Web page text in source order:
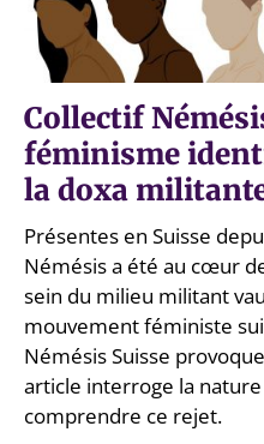
Collectif
féminisme
la doxa
Présentes en Suisse
Némésis a été au cœur
sein du milieu militant
mouvement féministe
Némésis Suisse
article interroge la
comprendre ce rejet.